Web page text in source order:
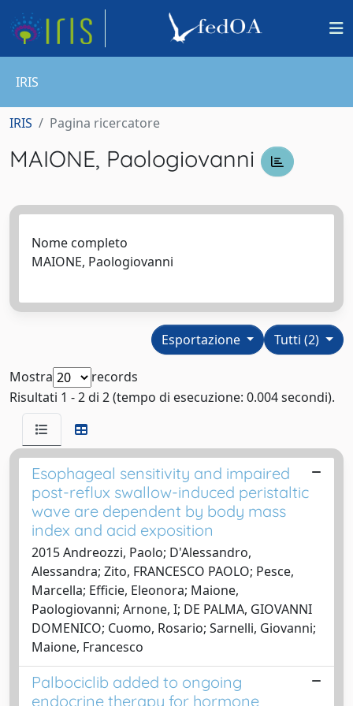
IRIS
IRIS Pagina ricercatore
MAIONE, Paologiovanni
Nome completo
MAIONE, Paologiovanni
Tutti (2)
Esportazione
Mostra
records
Risultati 1 - 2 di 2 (tempo di esecuzione: 0.004 secondi).
Esophageal sensitivity and impaired
post-reflux swallow-induced peristaltic
wave are dependent by body mass
index and acid exposition
2015 Andreozzi, Paolo; D'Alessandro,
Alessandra; Zito, FRANCESCO PAOLO; Pesce,
Marcella; Efficie, Eleonora; Maione,
Paologiovanni; Arnone, I; DE PALMA, GIOVANNI
DOMENICO; Cuomo, Rosario; Sarnelli, Giovanni;
Maione, Francesco
Palbociclib added to ongoing
endocrine therapy for hormone